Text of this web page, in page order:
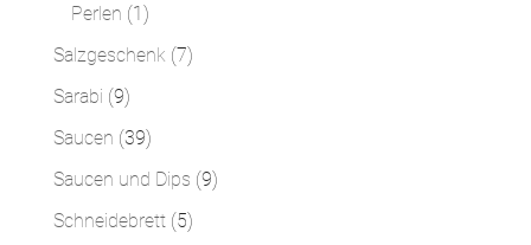
Perlen 1 1
Produkt
Salzgeschenk 77
Sarabi 99
Produkte
Saucen 3939
Produkte
Saucen und Dips 99
Schneidebrett 55